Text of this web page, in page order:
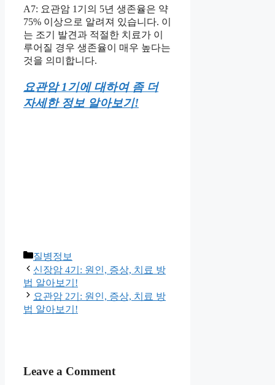
A7: 요관암 1기의 5년 생존율은 약
75% 이상으로 알려져 있습니다. 이
는 조기 발견과 적절한 치료가 이
루어질 경우 생존율이 매우 높다는
것을 의미합니다.
요관암 1기에 대하여 좀 더
자세한 정보 알아보기!
Categories
질병정보
신장암 4기: 원인, 증상, 치료 방
법 알아보기!
요관암 2기: 원인, 증상, 치료 방
법 알아보기!
Leave a Comment